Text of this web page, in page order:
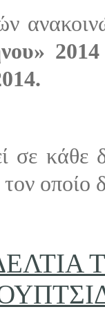
κάθε
οποίο